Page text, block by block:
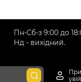
Пн-Сб-з 9:00 до
Нд - вихідний.